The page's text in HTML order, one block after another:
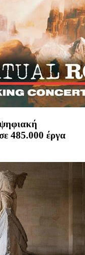
485.000 έργα